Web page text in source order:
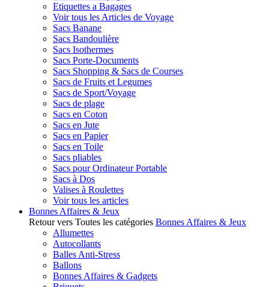
Etiquettes a Bagages
Voir tous les Articles de Voyage
Sacs Banane
Sacs Bandoulière
Sacs Isothermes
Sacs Porte-Documents
Sacs Shopping & Sacs de Courses
Sacs de Fruits et Legumes
Sacs de Sport/Voyage
Sacs de plage
Sacs en Coton
Sacs en Jute
Sacs en Papier
Sacs en Toile
Sacs pliables
Sacs pour Ordinateur Portable
Sacs à Dos
Valises à Roulettes
Voir tous les articles
Bonnes Affaires & Jeux
Retour vers Toutes les catégories Bonnes Affaires & Jeux
Allumettes
Autocollants
Balles Anti-Stress
Ballons
Bonnes Affaires & Gadgets